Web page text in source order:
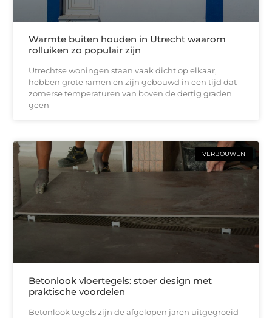
Warmte buiten houden in Utrecht waarom
rolluiken zo populair zijn
Utrechtse woningen staan vaak dicht op elkaar,
hebben grote ramen en zijn gebouwd in een tijd dat
zomerse temperaturen van boven de dertig graden
geen
VERBOUWEN
Betonlook vloertegels: stoer design met
praktische voordelen
Betonlook tegels zijn de afgelopen jaren uitgegroeid